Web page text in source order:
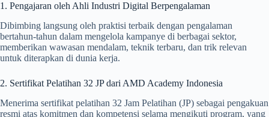
1. Pengajaran oleh Ahli Industri Digital Berpengalaman
Dibimbing langsung oleh praktisi terbaik dengan pengalaman
bertahun-tahun dalam mengelola kampanye di berbagai sektor,
memberikan wawasan mendalam, teknik terbaru, dan trik relevan
untuk diterapkan di dunia kerja.
2. Sertifikat Pelatihan 32 JP dari AMD Academy Indonesia
Menerima sertifikat pelatihan 32 Jam Pelatihan (JP) sebagai pengakuan
resmi atas komitmen dan kompetensi selama mengikuti program, yang